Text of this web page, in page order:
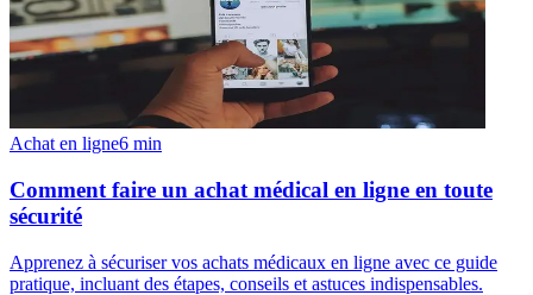
Achat en ligne6 min
Comment faire un achat médical en ligne en toute
sécurité
Apprenez à sécuriser vos achats médicaux en ligne avec ce guide
pratique, incluant des étapes, conseils et astuces indispensables.